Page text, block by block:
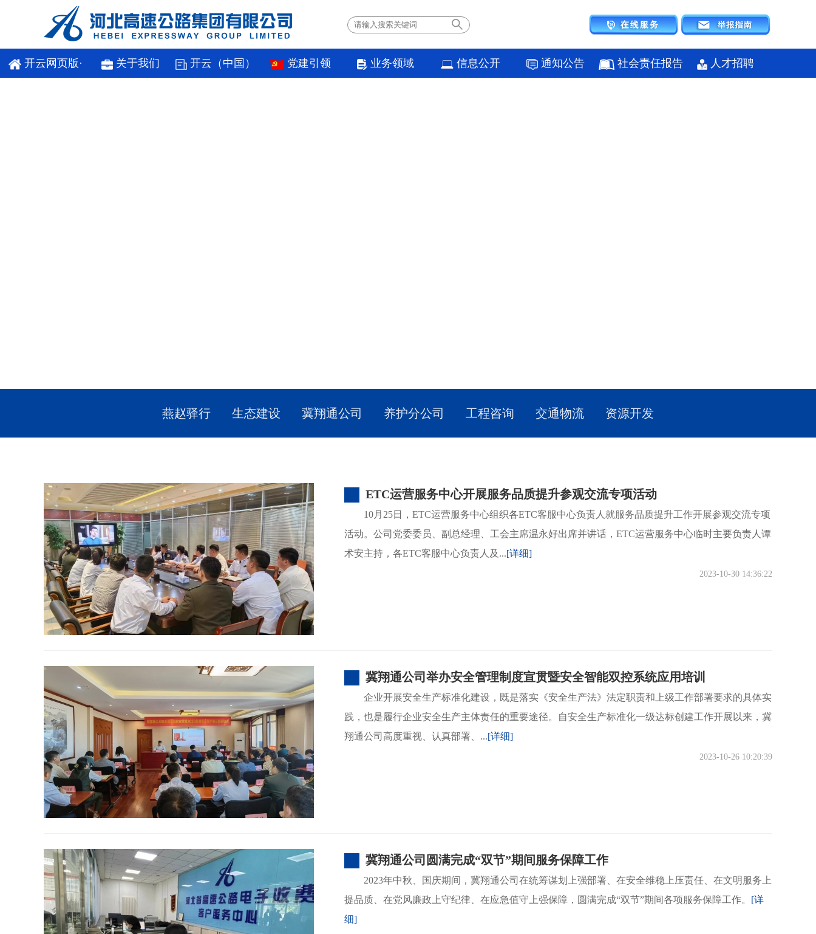
开云网页版· 关于我们 开云（中国） 党建引领 业务领域 信息公开 通知公告 社会责任报告 人才招聘
燕赵驿行 生态建设 冀翔通公司 养护分公司 工程咨询 交通物流 资源开发
ETC运营服务中心开展服务品质提升参观交流专项活动
10月25日，ETC运营服务中心组织各ETC客服中心负责人就服务品质提升工作开展参观交流专项
活动。公司党委委员、副总经理、工会主席温永好出席并讲话，ETC运营服务中心临时主要负责人谭
术安主持，各ETC客服中心负责人及...[详细]
2023-10-30 14:36:22
冀翔通公司举办安全管理制度宣贯暨安全智能双控系统应用培训
企业开展安全生产标准化建设，既是落实《安全生产法》法定职责和上级工作部署要求的具体实
践，也是履行企业安全生产主体责任的重要途径。自安全生产标准化一级达标创建工作开展以来，冀
翔通公司高度重视、认真部署、...[详细]
2023-10-26 10:20:39
冀翔通公司圆满完成“双节”期间服务保障工作
2023年中秋、国庆期间，冀翔通公司在统筹谋划上强部署、在安全维稳上压责任、在文明服务上
提品质、在党风廉政上守纪律、在应急值守上强保障，圆满完成“双节”期间各项服务保障工作。 [详
细]